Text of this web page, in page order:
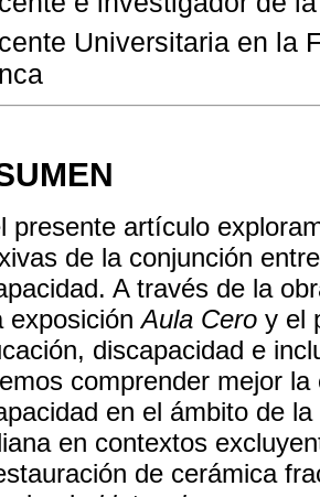
Universitaria en la
presente artículo
de la conjunción
A través de la
exposiciónAula Cero y el
discapacidad e
comprender mejor
en el ámbito de
en contextos
de cerámica